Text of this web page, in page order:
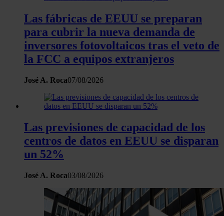
Las fábricas de EEUU se preparan
para cubrir la nueva demanda de
inversores fotovoltaicos tras el veto de
la FCC a equipos extranjeros
José A. Roca07/08/2026
Las previsiones de capacidad de los
centros de datos en EEUU se disparan
un 52%
José A. Roca03/08/2026